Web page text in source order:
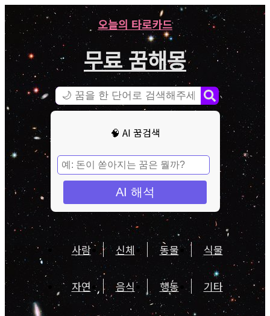
오늘의 타로카드
무료 꿈해몽
🧠 AI 꿈검색
AI 해석
사람 신체 동물 식물
자연 음식 행동 기타